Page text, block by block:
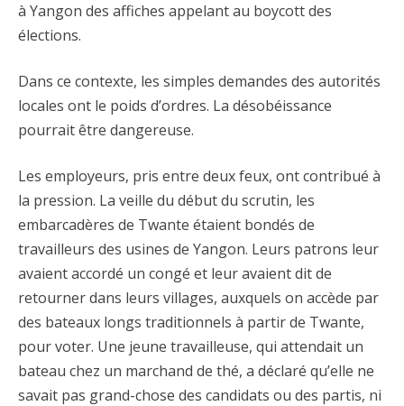
à Yangon des affiches appelant au boycott des
élections.
Dans ce contexte, les simples demandes des autorités
locales ont le poids d’ordres. La désobéissance
pourrait être dangereuse.
Les employeurs, pris entre deux feux, ont contribué à
la pression. La veille du début du scrutin, les
embarcadères de Twante étaient bondés de
travailleurs des usines de Yangon. Leurs patrons leur
avaient accordé un congé et leur avaient dit de
retourner dans leurs villages, auxquels on accède par
des bateaux longs traditionnels à partir de Twante,
pour voter. Une jeune travailleuse, qui attendait un
bateau chez un marchand de thé, a déclaré qu’elle ne
savait pas grand-chose des candidats ou des partis, ni